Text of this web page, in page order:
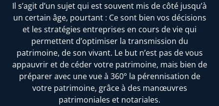
Il s’agit d’un sujet qui est souvent mis de côté jusqu’à
un certain âge, pourtant : Ce sont bien vos décisions
et les stratégies entreprises en cours de vie qui
permettent d’optimiser la transmission du
patrimoine, de son vivant. Le but n’est pas de vous
appauvrir et de céder votre patrimoine, mais bien de
préparer avec une vue à 360° la pérennisation de
votre patrimoine, grâce à des manœuvres
patrimoniales et notariales.